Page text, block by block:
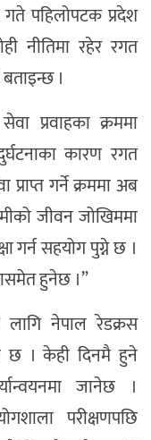
पहिलोपटक प्रदेश
नीतिमा रहेर रगत
।
प्रवाहका क्रममा
कारण रगत
गर्ने क्रममा अब
जीवन जोखिममा
गर्न सहयोग पुग्ने छ ।
हुनेछ ।”
लागि नेपाल रेडक्रस
छ । केही दिनमै हुने
जानेछ ।
परीक्षणपछि